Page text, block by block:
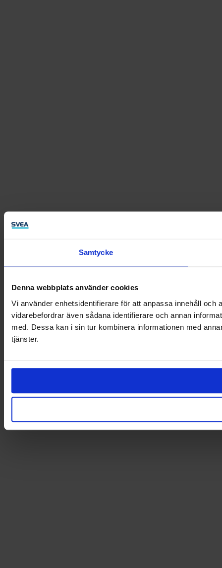
Samtycke
Denna webbplats använder cookies
Vi använder enhetsidentifierare för att anpassa innehåll
vidarebefordrar även sådana identifierare och annan
med. Dessa kan i sin tur kombinera informationen med
tjänster.